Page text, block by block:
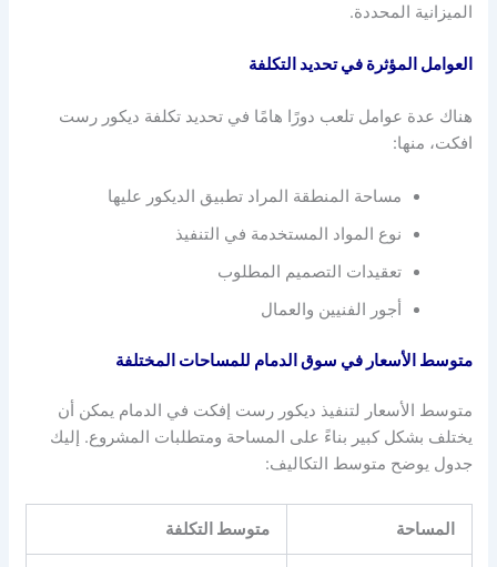
الميزانية المحددة.
العوامل المؤثرة في تحديد التكلفة
هناك عدة عوامل تلعب دورًا هامًا في تحديد تكلفة ديكور رست
افكت، منها:
مساحة المنطقة المراد تطبيق الديكور عليها
نوع المواد المستخدمة في التنفيذ
تعقيدات التصميم المطلوب
أجور الفنيين والعمال
متوسط الأسعار في سوق الدمام للمساحات المختلفة
متوسط الأسعار لتنفيذ ديكور رست إفكت في الدمام يمكن أن
يختلف بشكل كبير بناءً على المساحة ومتطلبات المشروع. إليك
جدول يوضح متوسط التكاليف:
المساحة متوسط التكلفة